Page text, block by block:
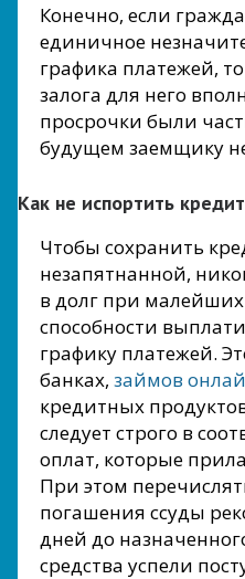
Конечно, если
единичное
графика платежей,
залога для него
просрочки были
будущем заемщику
Как не испортить
Чтобы сохранить
незапятнанной,
в долг при
способности
графику платежей.
банках, займов
кредитных
следует строго в
оплат, которые
При этом
погашения ссуды
дней до
средства успели